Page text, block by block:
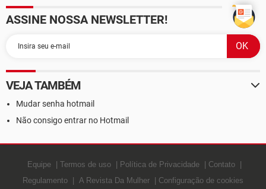
ASSINE NOSSA NEWSLETTER!
VEJA TAMBÉM
Mudar senha hotmail
Não consigo entrar no Hotmail
Equipe Termos de uso Política de Privacidade
Contato
Regulamento
A Revista Da Mulher Configuração de cookies